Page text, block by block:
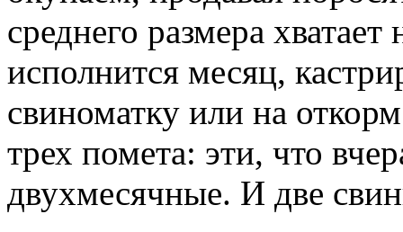
среднего размера
исполнится месяц,
свиноматку или на
трех помета: эти, что
двухмесячные. И две